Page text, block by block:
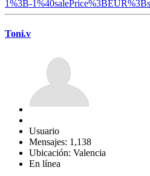
1%3B-
Toni.v
Usuario
Mensajes: 1,138
Ubicación: Valencia
En línea